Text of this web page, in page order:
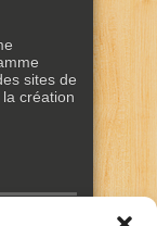
sites de
création